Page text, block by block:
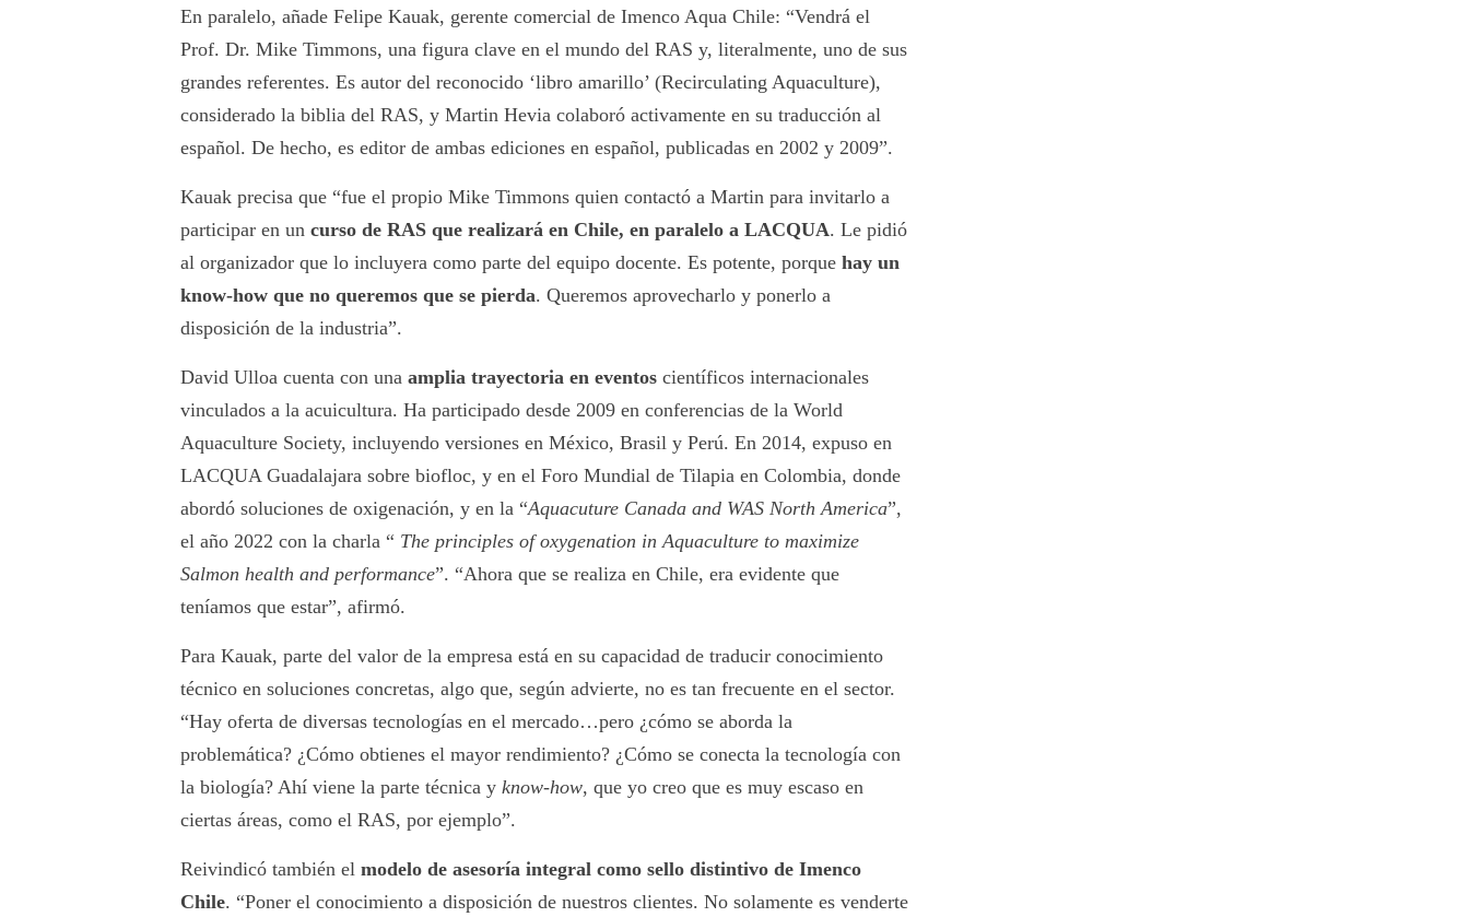
En paralelo, añade Felipe Kauak, gerente comercial de Imenco Aqua Chile: “Vendrá el
Prof. Dr. Mike Timmons, una figura clave en el mundo del RAS y, literalmente, uno de sus
grandes referentes. Es autor del reconocido ‘libro amarillo’ (Recirculating Aquaculture),
considerado la biblia del RAS, y Martin Hevia colaboró activamente en su traducción al
español. De hecho, es editor de ambas ediciones en español, publicadas en 2002 y 2009”.
Kauak precisa que “fue el propio Mike Timmons quien contactó a Martin para invitarlo a
participar en uncurso de RAS que realizará en Chile, en paralelo a LACQUA. Le pidió
al organizador que lo incluyera como parte del equipo docente. Es potente, porquehay un
know-how que no queremos que se pierda. Queremos aprovecharlo y ponerlo a
disposición de la industria”.
David Ulloa cuenta con unaamplia trayectoria en eventos científicos internacionales
vinculados a la acuicultura. Ha participado desde 2009 en conferencias de la World
Aquaculture Society, incluyendo versiones en México, Brasil y Perú. En 2014, expuso en
LACQUA Guadalajara sobre biofloc, y en el Foro Mundial de Tilapia en Colombia, donde
abordó soluciones de oxigenación, y en la “Aquacuture Canada and WAS North America”,
el año 2022 con la charla “ The principles of oxygenation in Aquaculture to maximize
Salmon health and performance”. “Ahora que se realiza en Chile, era evidente que
teníamos que estar”, afirmó.
Para Kauak, parte del valor de la empresa está en su capacidad de traducir conocimiento
técnico en soluciones concretas, algo que, según advierte, no es tan frecuente en el sector.
“Hay oferta de diversas tecnologías en el mercado…pero ¿cómo se aborda la
problemática? ¿Cómo obtienes el mayor rendimiento? ¿Cómo se conecta la tecnología con
la biología? Ahí viene la parte técnica yknow-how, que yo creo que es muy escaso en
ciertas áreas, como el RAS, por ejemplo”.
Reivindicó también elmodelo de asesoría integral como sello distintivo de Imenco
Chile. “Poner el conocimiento a disposición de nuestros clientes. No solamente es venderte